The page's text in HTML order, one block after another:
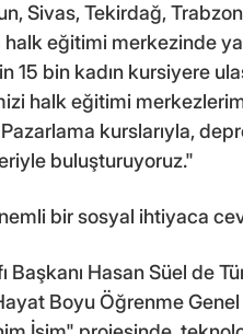
Sivas, Tekirdağ,
eğitimi merkezinde
15 bin kadın kursiyere
halk eğitimi
kurslarıyla,
buluşturuyoruz."
bir sosyal ihtiyaca
Başkanı Hasan Süel de
Boyu Öğrenme